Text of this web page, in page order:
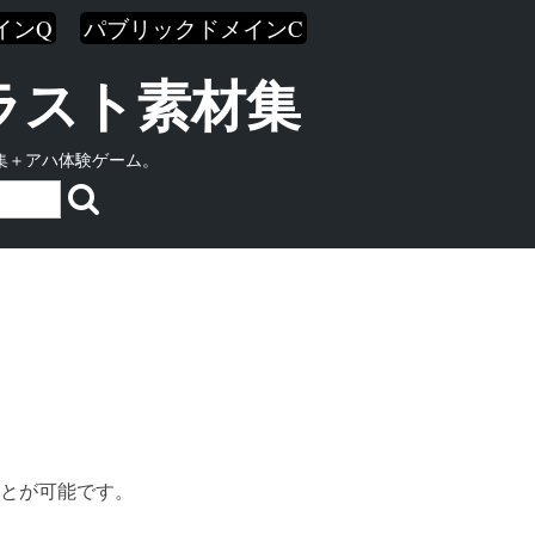
ンQ パブリックドメインC
スト素材集
アハ体験ゲーム。
が可能です。